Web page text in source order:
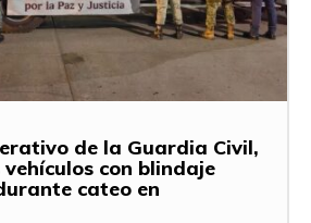
de la Guardia Civil,
con blindaje
cateo en